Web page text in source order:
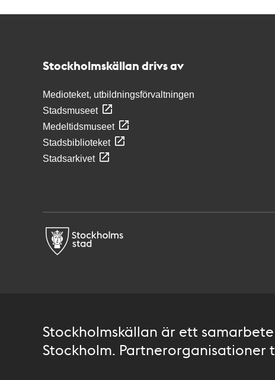
Stockholmskällan drivs av
Medioteket, utbildningsförvaltningen
Stadsmuseet
Medeltidsmuseet
Stadsbiblioteket
Stadsarkivet
Stockholmskällan är ett
Stockholm. Partnerorganisationer